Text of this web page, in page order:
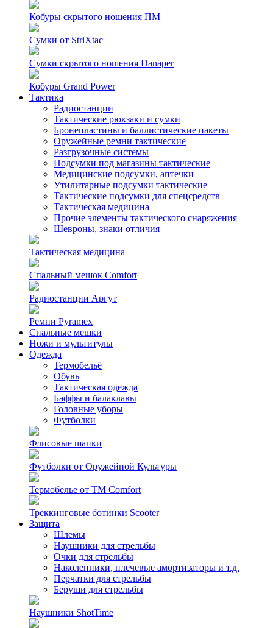
Кобуры скрытого ношения ПМ
Сумки от StriXtac
Сумки скрытого ношения Danaper
Кобуры Grand Power
Тактика
Радиостанции
Тактические рюкзаки и сумки
Бронепластины и баллистические пакеты
Оружейные ремни тактические
Разгрузочные системы
Подсумки под магазины тактические
Медицинские подсумки, аптечки
Утилитарные подсумки тактические
Тактические подсумки для спецсредств
Тактическая медицина
Прочие элементы тактического снаряжения
Шевроны, знаки отличия
Тактическая медицина
Спальный мешок Comfort
Радиостанции Аргут
Ремни Pyramex
Спальные мешки
Ножи и мультитулы
Одежда
Термобельё
Обувь
Тактическая одежда
Баффы и балаклавы
Головные уборы
Футболки
Флисовые шапки
Футболки от Оружейной Культуры
Термобелье от TM Comfort
Треккинговые ботинки Scooter
Защита
Шлемы
Наушники для стрельбы
Очки для стрельбы
Наколенники, плечевые амортизаторы и т.д.
Перчатки для стрельбы
Беруши для стрельбы
Наушники ShotTime